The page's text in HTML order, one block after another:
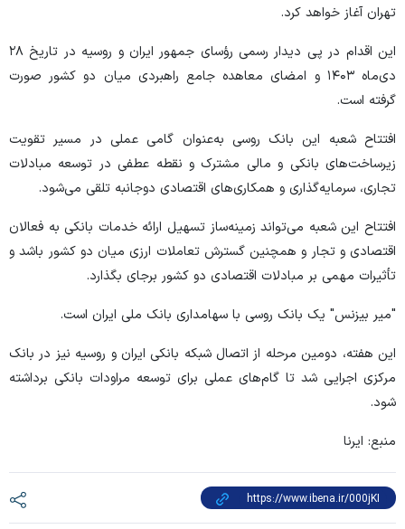
تهران آغاز خواهد کرد.
این اقدام در پی دیدار رسمی رؤسای جمهور ایران و روسیه در تاریخ ۲۸
دی‌ماه ۱۴۰۳ و امضای معاهده جامع راهبردی میان دو کشور صورت
گرفته است.
افتتاح شعبه این بانک روسی به‌عنوان گامی عملی در مسیر تقویت
زیرساخت‌های بانکی و مالی مشترک و نقطه عطفی در توسعه مبادلات
تجاری، سرمایه‌گذاری و همکاری‌های اقتصادی دوجانبه تلقی می‌شود.
افتتاح این شعبه می‌تواند زمینه‌ساز تسهیل ارائه خدمات بانکی به فعالان
اقتصادی و تجار و همچنین گسترش تعاملات ارزی میان دو کشور باشد و
تأثیرات مهمی بر مبادلات اقتصادی دو کشور برجای بگذارد.
"میر بیزنس" یک بانک روسی با سهامداری بانک ملی ایران است.
این هفته، دومین مرحله از اتصال شبکه بانکی ایران و روسیه نیز در بانک
مرکزی اجرایی شد تا گام‌های عملی برای توسعه مراودات بانکی برداشته
شود.
منبع: ایرنا